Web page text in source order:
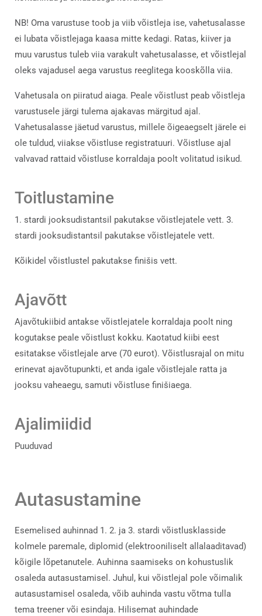
NB! Oma varustuse toob ja viib võistleja ise, vahetusalasse
ei lubata võistlejaga kaasa mitte kedagi. Ratas, kiiver ja
muu varustus tuleb viia varakult vahetusalasse, et võistlejal
oleks vajadusel aega varustus reeglitega kooskõlla viia.
Vahetusala on piiratud aiaga. Peale võistlust peab võistleja
varustusele järgi tulema ajakavas märgitud ajal.
Vahetusalasse jäetud varustus, millele õigeaegselt järele ei
ole tuldud, viiakse võistluse registratuuri. Võistluse ajal
valvavad rattaid võistluse korraldaja poolt volitatud isikud.
Toitlustamine
1. stardi jooksudistantsil pakutakse võistlejatele vett. 3.
stardi jooksudistantsil pakutakse võistlejatele vett.
Kõikidel võistlustel pakutakse finišis vett.
Ajavõtt
Ajavõtukiibid antakse võistlejatele korraldaja poolt ning
kogutakse peale võistlust kokku. Kaotatud kiibi eest
esitatakse võistlejale arve (70 eurot). Võistlusrajal on mitu
erinevat ajavõtupunkti, et anda igale võistlejale ratta ja
jooksu vaheaegu, samuti võistluse finišiaega.
Ajalimiidid
Puuduvad
Autasustamine
Esemelised auhinnad 1. 2. ja 3. stardi võistlusklasside
kolmele paremale, diplomid (elektrooniliselt allalaaditavad)
kõigile lõpetanutele. Auhinna saamiseks on kohustuslik
osaleda autasustamisel. Juhul, kui võistlejal pole võimalik
autasustamisel osaleda, võib auhinda vastu võtma tulla
tema treener või esindaja. Hilisemat auhindade